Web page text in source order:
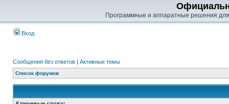
Программные и аппаратные решения
Вход
Сообщения без ответов | Активные темы
Список форумов